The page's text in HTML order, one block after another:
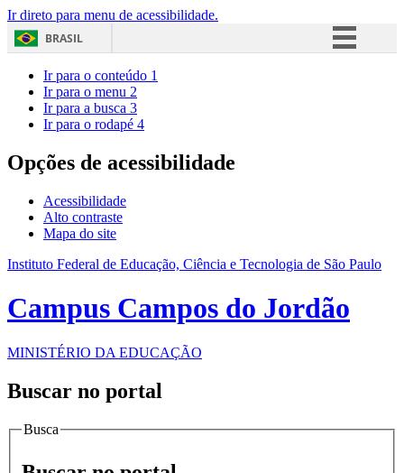
Ir direto para menu de acessibilidade.
BRASIL
Acesso à informação
Ir para o conteúdo 1
Ir para o menu 2
Ir para a busca 3
Ir para o rodapé 4
Opções de acessibilidade
Acessibilidade
Alto contraste
Mapa do site
Instituto Federal de Educação, Ciência e Tecnologia de São Paulo
Campus Campos do Jordão
MINISTÉRIO DA EDUCAÇÃO
Buscar no portal
Busca